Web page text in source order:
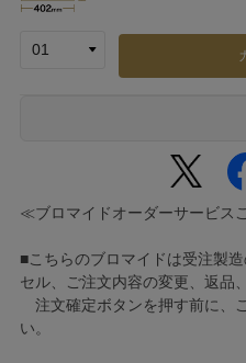
≪ブロマイドオーダーサービス
■こちらのブロマイドは受注製
セル、ご注文内容の変更、返品
注文確定ボタンを押す前に、
い。